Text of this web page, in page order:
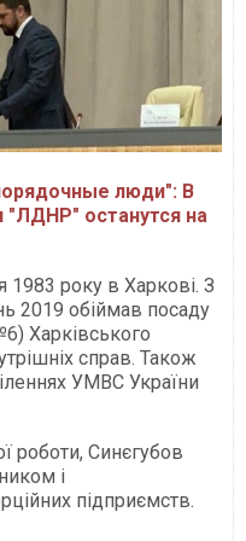
люди": В
"ЛДНР" останутся на
1983 року в Харкові. З
2019 обіймав посаду
Харківського
справ. Також
УМВС України
роботи, Синєгубов
і
підприємств.